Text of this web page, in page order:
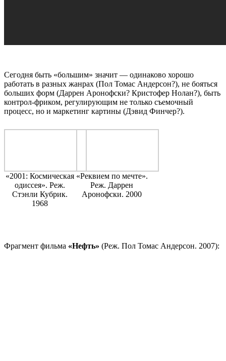
Сегодня быть «большим» значит — одинаково хорошо
работать в разных жанрах (Пол Томас Андерсон?), не бояться
больших форм (Даррен Аронофски? Кристофер Нолан?), быть
контрол-фриком, регулирующим не только съемочный
процесс, но и маркетинг картины (Дэвид Финчер?).
«2001: Космическая
одиссея». Реж.
Стэнли Кубрик.
1968
«Реквием по мечте».
Реж. Даррен
Аронофски. 2000
Фрагмент фильма «Нефть» (Реж. Пол Томас Андерсон. 2007):